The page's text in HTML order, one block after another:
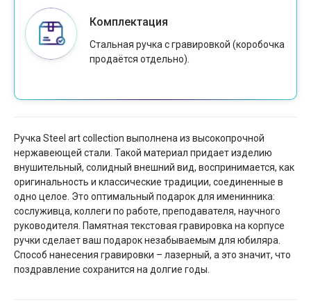
Комплектация
Стальная ручка с гравировкой (коробочка
продаётся отдельно).
Ручка Steel art collection выполнена из высокопрочной
нержавеющей стали. Такой материал придает изделию
внушительный, солидный внешний вид, воспринимается, как
оригинальность и классические традиции, соединенные в
одно целое. Это оптимальный подарок для именинника:
сослуживца, коллеги по работе, преподавателя, научного
руководителя. Памятная текстовая гравировка на корпусе
ручки сделает ваш подарок незабываемым для юбиляра.
Способ нанесения гравировки – лазерный, а это значит, что
поздравление сохранится на долгие годы.